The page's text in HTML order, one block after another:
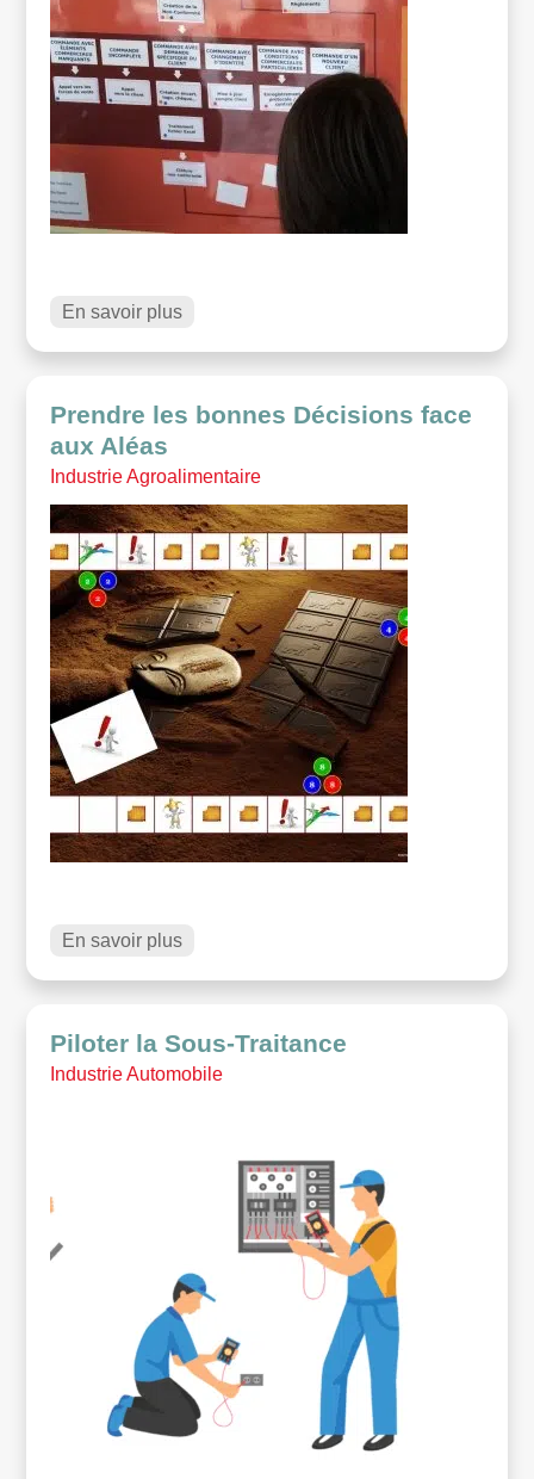
En savoir plus
Prendre les bonnes Décisions face
aux Aléas
Industrie Agroalimentaire
En savoir plus
Piloter la Sous-Traitance
Industrie Automobile